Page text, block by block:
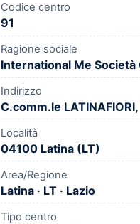
Codice centro
91
Ragione sociale
International Me Società
Indirizzo
C.comm.le
Località
04100 Latina (LT)
Area/Regione
Latina · LT · Lazio
Tipo centro